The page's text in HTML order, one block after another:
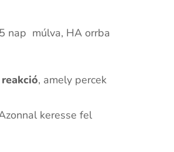
nap múlva, HA orrba
, amely percek
keresse fel